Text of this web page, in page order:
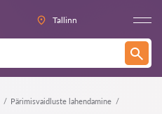
Tallinn
Pärimisvaidluste lahendamine